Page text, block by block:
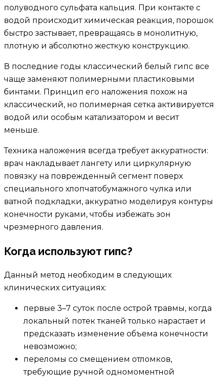
полуводного сульфата кальция. При контакте с
водой происходит химическая реакция, порошок
быстро застывает, превращаясь в монолитную,
плотную и абсолютно жесткую конструкцию.
В последние годы классический белый гипс все
чаще заменяют полимерными пластиковыми
бинтами. Принцип его наложения похож на
классический, но полимерная сетка активируется
водой или особым катализатором и весит
меньше.
Техника наложения всегда требует аккуратности:
врач накладывает лангету или циркулярную
повязку на поврежденный сегмент поверх
специального хлопчатобумажного чулка или
ватной подкладки, аккуратно моделируя контуры
конечности руками, чтобы избежать зон
чрезмерного давления.
Когда используют гипс?
Данный метод необходим в следующих
клинических ситуациях:
первые 3–7 суток после острой травмы, когда
локальный потек тканей только нарастает и
предсказать изменение объема конечности
невозможно;
переломы со смещением отломков,
требующие ручной одномоментной